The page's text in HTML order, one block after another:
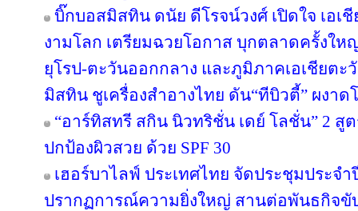
บิ๊กบอสมิสทิน ดนัย ดีโรจน์วงศ์ เปิดใจ เอเ
งามโลก เตรียมฉวยโอกาส บุกตลาดครั้งให
ยุโรป-ตะวันออกกลาง และภูมิภาคเอเชียตะ
มิสทิน ชูเครื่องสำอางไทย ดัน“ทีบิวตี้” ผงาด
“อาร์ทิสทรี สกิน นิวทริชั่น เดย์ โลชั่น” 2 สู
ปกป้องผิวสวย ด้วย SPF 30
เฮอร์บาไลฟ์ ประเทศไทย จัดประชุมประจำปี
ปรากฏการณ์ความยิ่งใหญ่ สานต่อพันธกิจขั